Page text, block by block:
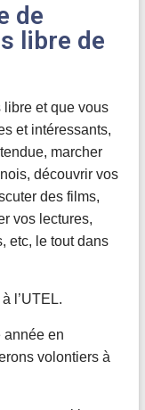
de
libre de
libre et que vous
et intéressants,
marcher
découvrir vos
des films,
vos lectures,
etc, le tout dans
l’UTEL.
année en
volontiers à